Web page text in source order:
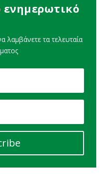
ενημερωτικό
λαμβάνετε τα τελευταία